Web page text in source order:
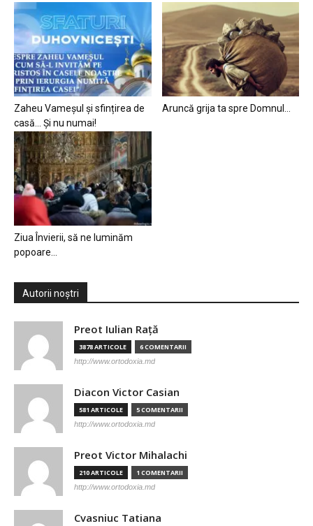
Zaheu Vameșul și sfințirea de
casă… Și nu numai!
Aruncă grija ta spre Domnul…
Ziua Învierii, să ne luminăm
popoare…
Autorii noștri
Preot Iulian Raţă
3878 ARTICOLE 6 COMENTARII
http://www.ortodoxia.md
Diacon Victor Casian
581 ARTICOLE 5 COMENTARII
http://www.ortodoxia.md
Preot Victor Mihalachi
210 ARTICOLE 1 COMENTARII
http://www.ortodoxia.md
Cvasniuc Tatiana